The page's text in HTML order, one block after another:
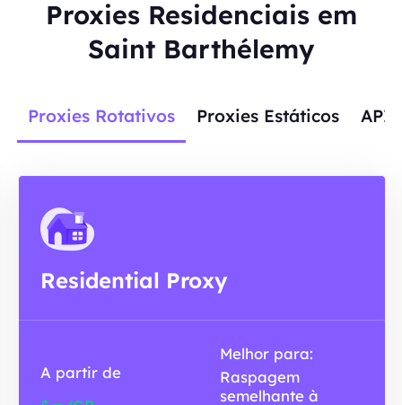
Proxies Residenciais em
Saint Barthélemy
Proxies Rotativos Proxies Estáticos
Residential Proxy
A partir de
Melhor para:
Raspagem
semelhante à